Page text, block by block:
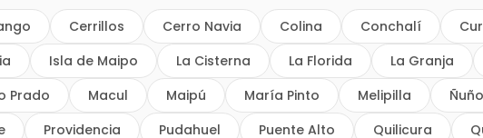
Cerrillos Cerro Navia Colina Conchalí
Isla de Maipo La Cisterna La Florida La Granja
Prado Macul Maipú María Pinto Melipilla
Providencia Pudahuel Puente Alto Quilicura